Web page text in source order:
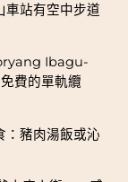
車站有空中步道
Ibagu-
費的單軌纜
：豬肉湯飯或沁